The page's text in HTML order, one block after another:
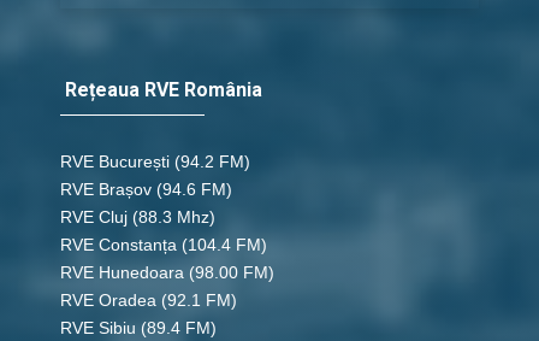
Rețeaua RVE România
RVE București (94.2 FM)
RVE Brașov (94.6 FM)
RVE Cluj (88.3 Mhz)
RVE Constanța (104.4 FM)
RVE Hunedoara (98.00 FM)
RVE Oradea (92.1 FM)
RVE Sibiu (89.4 FM)